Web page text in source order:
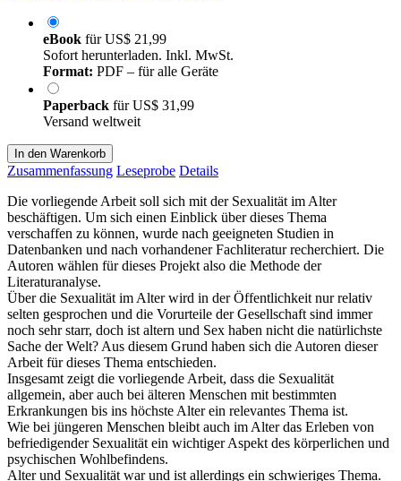
eBook fürUS$ 21,99
Sofort herunterladen. Inkl. MwSt.
Format: PDF – für alle Geräte
Paperback fürUS$ 31,99
Versand weltweit
In den Warenkorb
Zusammenfassung Leseprobe Details
Die vorliegende Arbeit soll sich mit der Sexualität im Alter
beschäftigen. Um sich einen Einblick über dieses Thema
verschaffen zu können, wurde nach geeigneten Studien in
Datenbanken und nach vorhandener Fachliteratur recherchiert. Die
Autoren wählen für dieses Projekt also die Methode der
Literaturanalyse.
Über die Sexualität im Alter wird in der Öffentlichkeit nur relativ
selten gesprochen und die Vorurteile der Gesellschaft sind immer
noch sehr starr, doch ist altern und Sex haben nicht die natürlichste
Sache der Welt? Aus diesem Grund haben sich die Autoren dieser
Arbeit für dieses Thema entschieden.
Insgesamt zeigt die vorliegende Arbeit, dass die Sexualität
allgemein, aber auch bei älteren Menschen mit bestimmten
Erkrankungen bis ins höchste Alter ein relevantes Thema ist.
Wie bei jüngeren Menschen bleibt auch im Alter das Erleben von
befriedigender Sexualität ein wichtiger Aspekt des körperlichen und
psychischen Wohlbefindens.
Alter und Sexualität war und ist allerdings ein schwieriges Thema.